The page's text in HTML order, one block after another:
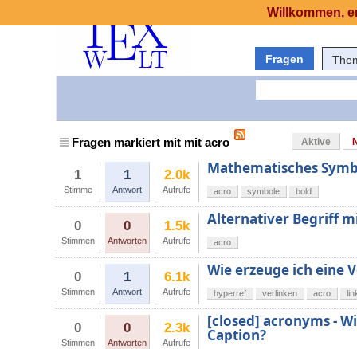
Fragen
Fragen markiert mit mit acro Aktive
1
Stimme
1
Antwort
2.0k
Aufrufe
Mathematisches
acro symbole bold
0
Stimmen
0
Antworten
1.5k
Aufrufe
Alternativer Begriff
acro
0
Stimmen
1
Antwort
6.1k
Aufrufe
Wie erzeuge ich eine
hyperref verlinken acro
0
Stimmen
0
Antworten
2.3k
Aufrufe
[closed] acronyms -
Caption?
Willkommen,